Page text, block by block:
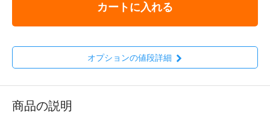
カートに入れる
オプションの値段詳細
商品の説明